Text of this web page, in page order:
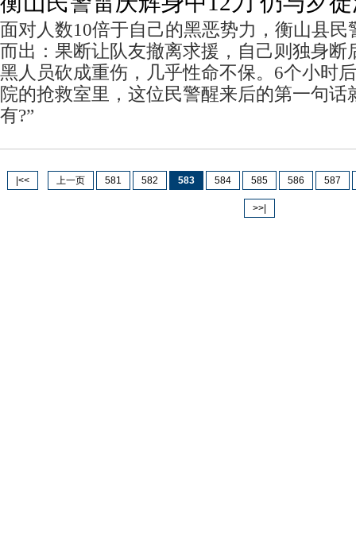
面对人数10倍于自己的黑恶势力，衡山县民
而出：果断让队友撤离求援，自己则独身断
黑人员砍成重伤，几乎性命不保。6个小时
院的抢救室里，这位民警醒来后的第一句话
有?”
|<< 上一页 581 582 583 584 585 586 587
>>|